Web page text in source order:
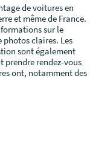
de voitures en
et même de France.
sur le
photos claires. Les
sont également
prendre rendez-vous
ont, notamment des